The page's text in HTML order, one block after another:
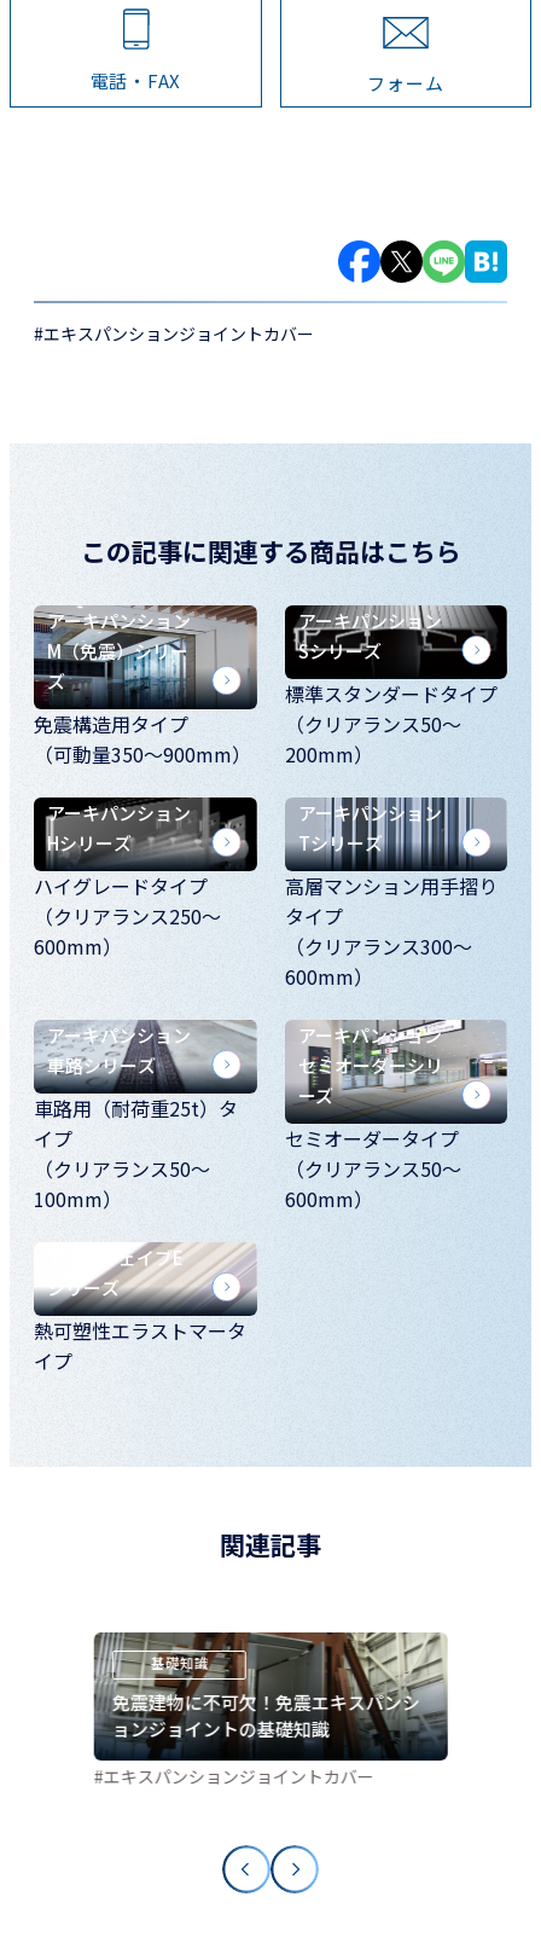
電話・FAX フォーム
#エキスパンションジョイントカバー
この記事に関連する商品はこちら
アーキパンション
M（免震）シリー
ズ
免震構造用タイプ
（可動量350～900mm）
アーキパンション
Sシリーズ
標準スタンダードタイプ
（クリアランス50～
200mm）
アーキパンション
Hシリーズ
ハイグレードタイプ
（クリアランス250～
600mm）
アーキパンション
Tシリーズ
高層マンション用手摺り
タイプ
（クリアランス300～
600mm）
アーキパンション
車路シリーズ
車路用（耐荷重25t）タ
イプ
（クリアランス50～
100mm）
アーキパンション
セミオーダーシリ
ーズ
セミオーダータイプ
（クリアランス50～
600mm）
アーキウェイブE
シリーズ
熱可塑性エラストマータ
イプ
関連記事
免震建物に不可欠！免震エキスパンシ
ョンジョイントの基礎知識
#エキスパンションジョイントカバー